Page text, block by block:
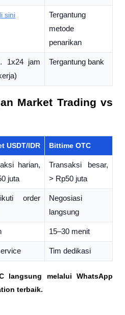
sini
Tergantung
metode
penarikan
1x24 jam
Tergantung bank
Market Trading vs
USDT/IDR Bittime OTC
harian,
juta
Transaksi besar,
> Rp50 juta
order
Negosiasi
langsung
15–30 menit
Tim dedikasi
langsung melalui WhatsApp
terbaik.